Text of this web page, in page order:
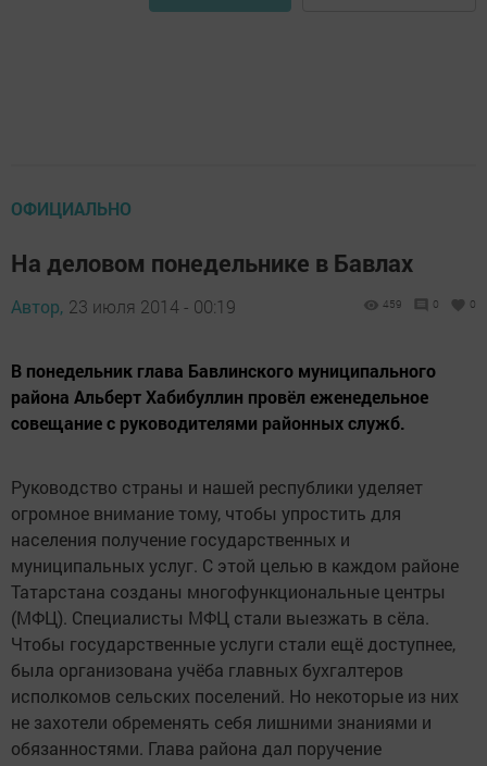
ОФИЦИАЛЬНО
На деловом понедельнике в Бавлах
Автор, 23 июля 2014 - 00:19 459 0 0
В понедельник глава Бавлинского муниципального
района Альберт Хабибуллин провёл еженедельное
совещание с руководителями районных служб.
Руководство страны и нашей республики уделяет
огромное внимание тому, чтобы упростить для
населения получение государственных и
муниципальных услуг. С этой целью в каждом районе
Татарстана созданы многофункциональные центры
(МФЦ). Специалисты МФЦ стали выезжать в сёла.
Чтобы государственные услуги стали ещё доступнее,
была организована учёба главных бухгалтеров
исполкомов сельских поселений. Но некоторые из них
не захотели обременять себя лишними знаниями и
обязанностями. Глава района дал поручение